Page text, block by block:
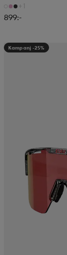
+1
899:-
Kampanj -25%